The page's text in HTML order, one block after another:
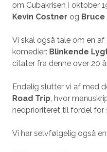
om Cubakrisen I oktober
Kevin Costner og Bruce
Vi skal også tale om en
komedier: Blinkende
citater fra denne over 20
Endelig slutter vi af med
Road Trip, hvor
nedprioriteret til fordel for
Vi har selvfølgelig også